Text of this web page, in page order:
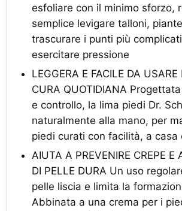
esfoliare con il minimo sforzo,
semplice levigare talloni,
trascurare i punti più
esercitare pressione
LEGGERA E FACILE DA USARE
CURA QUOTIDIANA
e controllo, la lima piedi Dr.
naturalmente alla mano, per
piedi curati con facilità, a casa
AIUTA A PREVENIRE CREPE E
DI PELLE DURA Un uso
pelle liscia e limita la
Abbinata a una crema per i